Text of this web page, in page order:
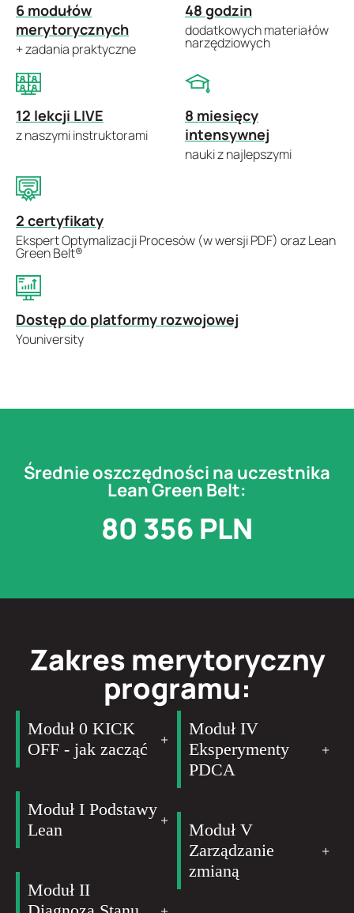
6 modułów
merytorycznych
+ zadania praktyczne
48 godzin
dodatkowych materiałów
narzędziowych
12 lekcji LIVE
z naszymi instruktorami
8 miesięcy
intensywnej
nauki z najlepszymi
2 certyfikaty
Ekspert Optymalizacji Procesów (w wersji PDF) oraz Lean
Green Belt®
Dostęp do platformy rozwojowej
Youniversity
Średnie oszczędności na uczestnika
Lean Green Belt:
80 356 PLN
Zakres merytoryczny
programu:
Moduł 0 KICK
OFF - jak zacząć
Moduł I Podstawy
Lean
Moduł II
Moduł IV
Eksperymenty
PDCA
Moduł V
Zarządzanie
zmianą